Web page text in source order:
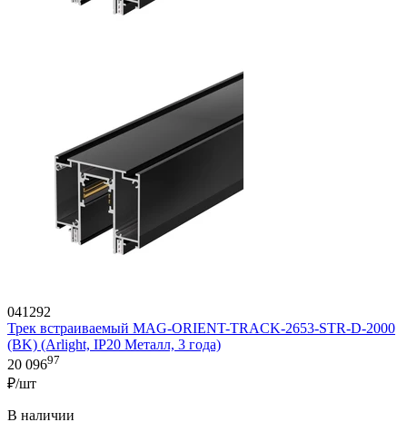
041292
Трек встраиваемый MAG-ORIENT-TRACK-2653-STR-D-2000
(BK) (Arlight, IP20 Металл, 3 года)
20 09697
₽/шт
В наличии